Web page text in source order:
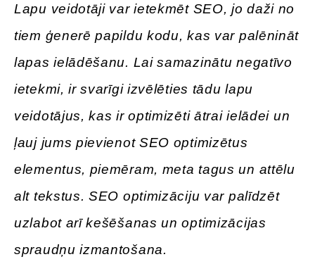
Lapu veidotāji var ietekmēt SEO, jo daži no
tiem ģenerē papildu kodu, kas var palēnināt
lapas ielādēšanu. Lai samazinātu negatīvo
ietekmi, ir svarīgi izvēlēties tādu lapu
veidotājus, kas ir optimizēti ātrai ielādei un
ļauj jums pievienot SEO optimizētus
elementus, piemēram, meta tagus un attēlu
alt tekstus. SEO optimizāciju var palīdzēt
uzlabot arī kešēšanas un optimizācijas
spraudņu izmantošana.